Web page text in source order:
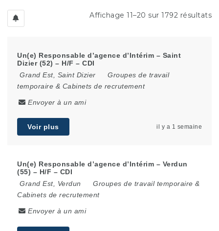
Affichage 11–20 sur 1792 résultats
Un(e) Responsable d’agence d’Intérim – Saint
Dizier (52) – H/F – CDI
Grand Est, Saint Dizier
Groupes de travail
temporaire & Cabinets de recrutement
Envoyer à un ami
Voir plus il y a 1 semaine
Un(e) Responsable d’agence d’Intérim – Verdun
(55) – H/F – CDI
Grand Est, Verdun
Groupes de travail temporaire &
Cabinets de recrutement
Envoyer à un ami